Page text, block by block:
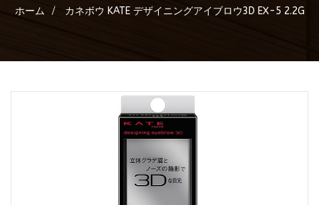
ホーム カネボウ KATE デザイニングアイブロウ3D EX-5 2.2G